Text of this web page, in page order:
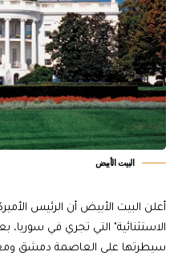
البيت الأبيض
أعلن البيت الأبيض أن الرئيس
الاستثنائية" التي تجري في
سيطرتها على العاصمة دمشق